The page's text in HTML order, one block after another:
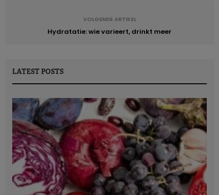
VOLGENDE ARTIKEL
Hydratatie: wie varieert, drinkt meer
LATEST POSTS